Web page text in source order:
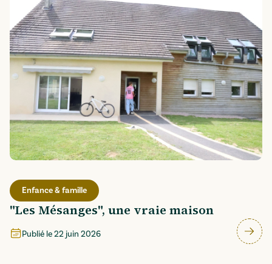
Enfance & famille
"Les Mésanges", une vraie maison
Publié le22 juin 2026